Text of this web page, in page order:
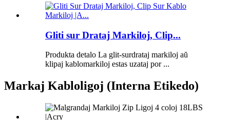
Gliti sur Drataj Markiloj, Clip...
Produkta detalo La glit-surdrataj markiloj aŭ
klipaj kablomarkiloj estas uzataj por ...
Markaj Kabloligoj (Interna Etikedo)